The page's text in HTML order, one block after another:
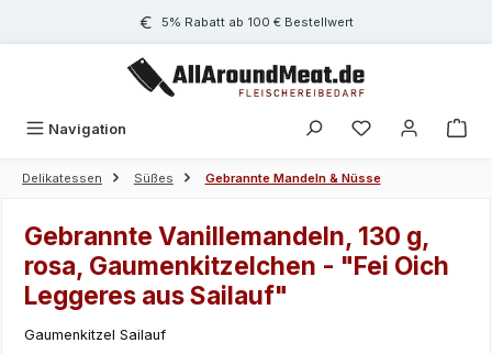
Zum Hauptinhalt springen5% Rabatt ab 100 € Bestellwert
Navigation
Delikatessen Süßes Gebrannte Mandeln & Nüsse
Gebrannte Vanillemandeln, 130 g,
rosa, Gaumenkitzelchen - "Fei Oich
Leggeres aus Sailauf"
Gaumenkitzel Sailauf